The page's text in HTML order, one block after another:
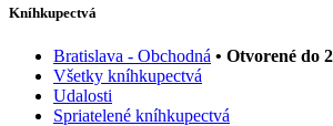
Kníhkupectvá
Bratislava - Obchodná • Otvorené do
Všetky kníhkupectvá
Udalosti
Spriatelené kníhkupectvá